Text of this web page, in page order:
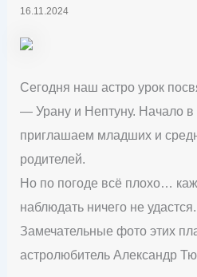
16.11.2024
Сегодня наш астро урок
— Урану и Нептуну. Начало в
приглашаем младших и
родителей.
Но по погоде всё плохо…
наблюдать ничего не
Замечательные фото этих
астролюбитель Александр